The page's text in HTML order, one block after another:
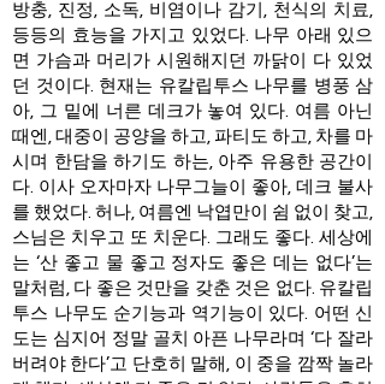
방충, 진정, 소독, 비염이나 감기, 천식의 치료,
등등의 효능을 가지고 있었다. 나무 아래 있으
면 가슴과 머리가 시원해지던 까닭이 다 있었
던 것이다. 현재는 유칼립투스 나무를 병풍 삼
아, 그 밑에 너른 데크가 놓여 있다. 여름 아닌
때엔, 대중이 공양을 하고, 파티도 하고, 차를 마
시며 한담을 하기도 하는, 아주 유용한 공간이
다. 이사 오자마자 나무그늘이 좋아, 데크 불사
를 했었다. 허나, 여름엔 낙엽만이 쉼 없이 찾고,
스님은 치우고 또 치운다. 그래도 좋다. 세상에
는 ‘산 좋고 물 좋고 정자도 좋은 데는 없다’는
말처럼, 다 좋은 것만을 갖춘 것은 없다. 유칼립
투스 나무도 순기능과 역기능이 있다. 어떤 신
도는 심지어 정말 골치 아픈 나무라며 ‘다 잘라
버려야 한다’고 단호히 말해, 이 중을 깜짝 놀라